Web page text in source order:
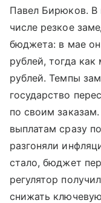
Павел Бирюков. В
числе резкое
бюджета: в мае он
рублей, тогда
рублей. Темпы
государство
по своим
выплатам сразу
разгоняли
стало, бюджет
регулятор
снижать